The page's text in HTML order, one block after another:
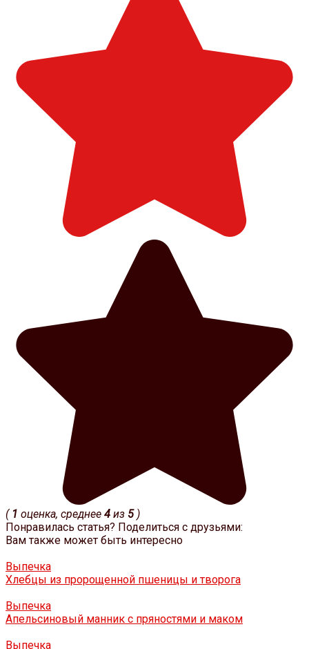
( 1 оценка, среднее 4 из 5)
Понравилась статья? Поделиться с друзьями:
Вам также может быть интересно
Выпечка
Хлебцы из пророщенной пшеницы и творога
Выпечка
Апельсиновый манник с пряностями и маком
Выпечка